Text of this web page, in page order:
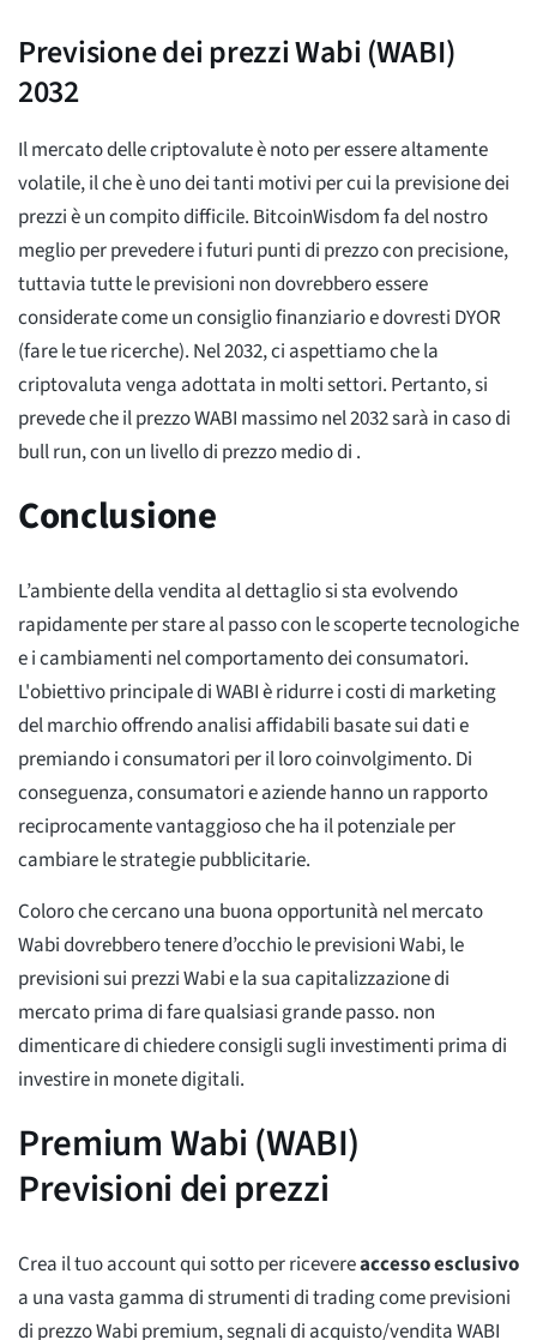
Previsione dei prezzi Wabi (WABI)
2032
Il mercato delle criptovalute è noto per essere altamente
volatile, il che è uno dei tanti motivi per cui la previsione dei
prezzi è un compito difficile. BitcoinWisdom fa del nostro
meglio per prevedere i futuri punti di prezzo con precisione,
tuttavia tutte le previsioni non dovrebbero essere
considerate come un consiglio finanziario e dovresti DYOR
(fare le tue ricerche). Nel 2032, ci aspettiamo che la
criptovaluta venga adottata in molti settori. Pertanto, si
prevede che il prezzo WABI massimo nel 2032 sarà in caso di
bull run, con un livello di prezzo medio di .
Conclusione
L’ambiente della vendita al dettaglio si sta evolvendo
rapidamente per stare al passo con le scoperte tecnologiche
e i cambiamenti nel comportamento dei consumatori.
L'obiettivo principale di WABI è ridurre i costi di marketing
del marchio offrendo analisi affidabili basate sui dati e
premiando i consumatori per il loro coinvolgimento. Di
conseguenza, consumatori e aziende hanno un rapporto
reciprocamente vantaggioso che ha il potenziale per
cambiare le strategie pubblicitarie.
Coloro che cercano una buona opportunità nel mercato
Wabi dovrebbero tenere d’occhio le previsioni Wabi, le
previsioni sui prezzi Wabi e la sua capitalizzazione di
mercato prima di fare qualsiasi grande passo. non
dimenticare di chiedere consigli sugli investimenti prima di
investire in monete digitali.
Premium Wabi (WABI)
Previsioni dei prezzi
Crea il tuo account qui sotto per ricevereaccesso esclusivo
a una vasta gamma di strumenti di trading come previsioni
di prezzo Wabi premium, segnali di acquisto/vendita WABI